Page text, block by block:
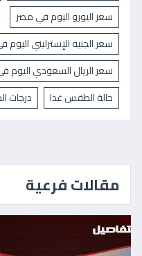
سعر اليورو اليوم في مصر
سعر الجنيه الإسترليني
سعر الريال السعودي اليوم
حالة الطقس غدا
درجات
مقالات فرعية